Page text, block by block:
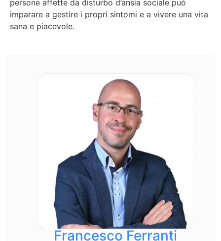
persone affette da disturbo d’ansia sociale può
imparare a gestire i propri sintomi e a vivere una vita
sana e piacevole.
Francesco Ferranti